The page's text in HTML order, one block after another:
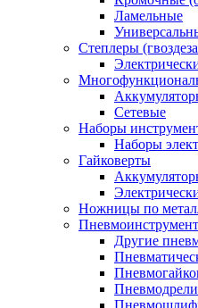
Ламельные
Степлеры
Сетевые
Наборы
Наборы
Гайковерты
Ножницы по
Пневмоинструмент
Другие
Пневмодрели